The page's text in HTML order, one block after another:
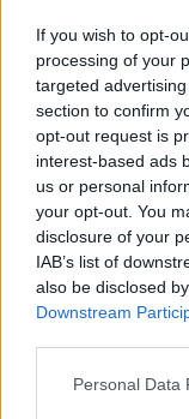
If you wish to opt-
processing of your
targeted
section to confirm
opt-out request is
interest-based ads
us or personal
your opt-out. You
disclosure of your
IAB’s list of
also be disclosed
Downstream
Personal Data